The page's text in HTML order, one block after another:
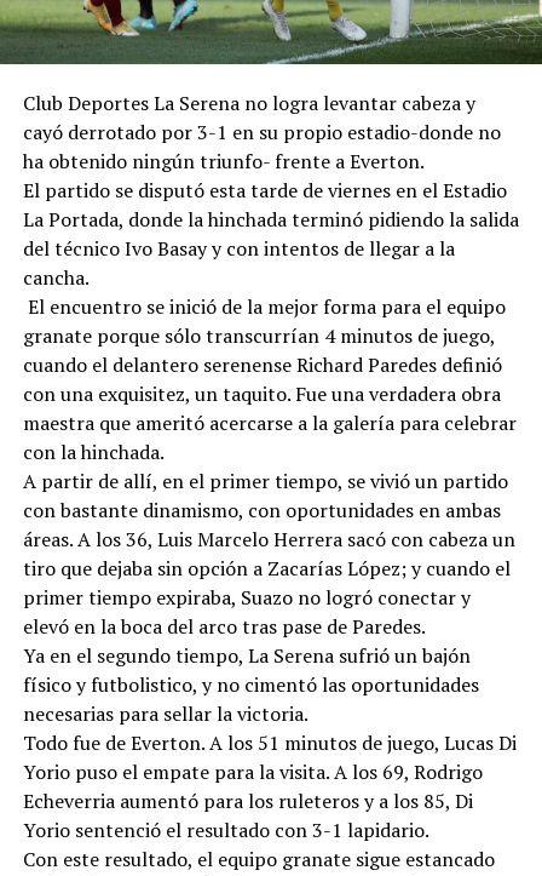
Club Deportes La Serena no logra levantar cabeza y
cayó derrotado por 3-1 en su propio estadio-donde no
ha obtenido ningún triunfo- frente a Everton.
El partido se disputó esta tarde de viernes en el Estadio
La Portada, donde la hinchada terminó pidiendo la salida
del técnico Ivo Basay y con intentos de llegar a la
cancha.
El encuentro se inició de la mejor forma para el equipo
granate porque sólo transcurrían 4 minutos de juego,
cuando el delantero serenense Richard Paredes definió
con una exquisitez, un taquito. Fue una verdadera obra
maestra que ameritó acercarse a la galería para celebrar
con la hinchada.
A partir de allí, en el primer tiempo, se vivió un partido
con bastante dinamismo, con oportunidades en ambas
áreas. A los 36, Luis Marcelo Herrera sacó con cabeza un
tiro que dejaba sin opción a Zacarías López; y cuando el
primer tiempo expiraba, Suazo no logró conectar y
elevó en la boca del arco tras pase de Paredes.
Ya en el segundo tiempo, La Serena sufrió un bajón
físico y futbolistico, y no cimentó las oportunidades
necesarias para sellar la victoria.
Todo fue de Everton. A los 51 minutos de juego, Lucas Di
Yorio puso el empate para la visita. A los 69, Rodrigo
Echeverria aumentó para los ruleteros y a los 85, Di
Yorio sentenció el resultado con 3-1 lapidario.
Con este resultado, el equipo granate sigue estancado